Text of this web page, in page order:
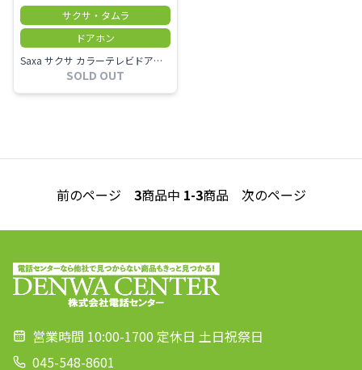
サクサ・タムラ
ドアホン
Saxa サクサ カラーテレビドアホンモニター
SOLD OUT
前のページ 3商品中 1-3商品 次のページ
営業時間 10:00-1700 定休日 土日祝祭日
045-548-8601